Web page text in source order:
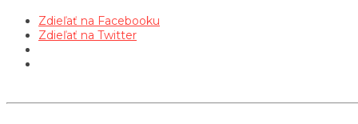
Zdieľať na Facebooku
Zdieľať na Twitter